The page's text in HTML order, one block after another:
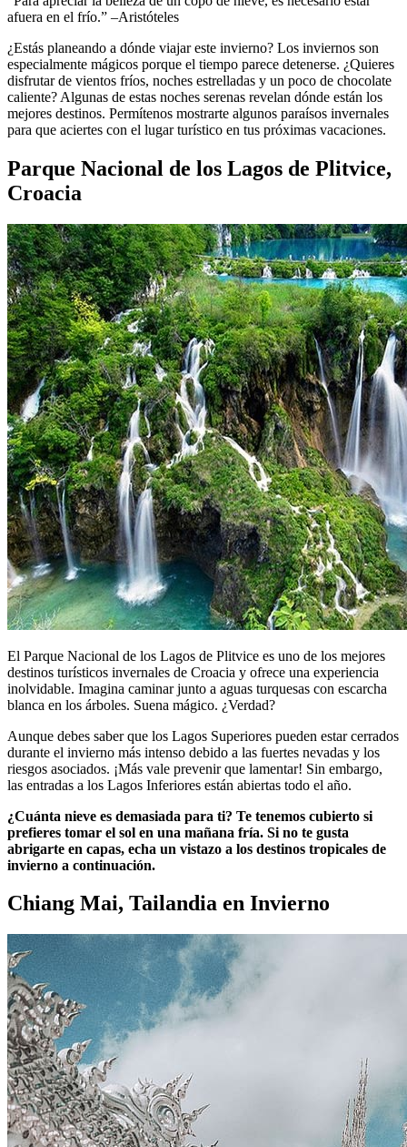
afuera en el frío.” –Aristóteles
¿Estás planeando a dónde viajar este invierno? Los inviernos son
especialmente mágicos porque el tiempo parece detenerse. ¿Quieres
disfrutar de vientos fríos, noches estrelladas y un poco de chocolate
caliente? Algunas de estas noches serenas revelan dónde están los
mejores destinos. Permítenos mostrarte algunos paraísos invernales
para que aciertes con el lugar turístico en tus próximas vacaciones.
Parque Nacional de los Lagos de Plitvice,
Croacia
El Parque Nacional de los Lagos de Plitvice es uno de los mejores
destinos turísticos invernales de Croacia y ofrece una experiencia
inolvidable. Imagina caminar junto a aguas turquesas con escarcha
blanca en los árboles. Suena mágico. ¿Verdad?
Aunque debes saber que los Lagos Superiores pueden estar cerrados
durante el invierno más intenso debido a las fuertes nevadas y los
riesgos asociados. ¡Más vale prevenir que lamentar! Sin embargo,
las entradas a los Lagos Inferiores están abiertas todo el año.
¿Cuánta nieve es demasiada para ti? Te tenemos cubierto si
prefieres tomar el sol en una mañana fría. Si no te gusta
abrigarte en capas, echa un vistazo a los destinos tropicales de
invierno a continuación.
Chiang Mai, Tailandia en Invierno